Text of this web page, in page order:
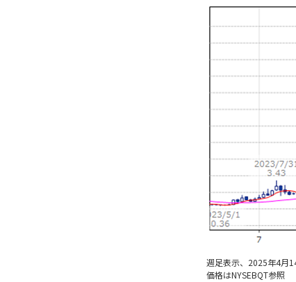
週足表示、2025年4月
価格はNYSEBQT参照